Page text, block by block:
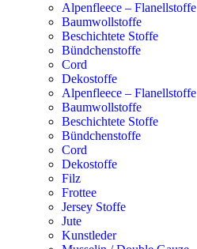
Alpenfleece – Flanellstoffe
Baumwollstoffe
Beschichtete Stoffe
Bündchenstoffe
Cord
Dekostoffe
Alpenfleece – Flanellstoffe
Baumwollstoffe
Beschichtete Stoffe
Bündchenstoffe
Cord
Dekostoffe
Filz
Frottee
Jersey Stoffe
Jute
Kunstleder